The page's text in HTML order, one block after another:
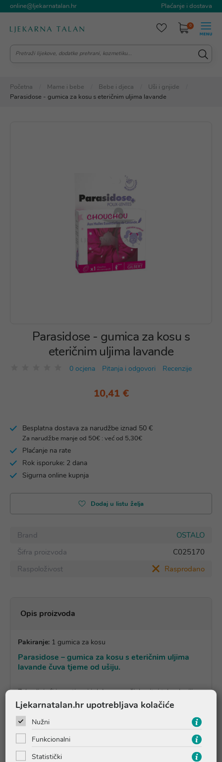
online@ljekarnatalan.hr Plaćanje i dostava
0
Početna Mame i bebe Bebe i djeca
Uši i gnjide
Parasidose - gumica za kosu s eteričnim uljima lavande
Parasidose - gumica za kosu s
eteričnim uljima lavande
0 ocjena Pitanja i odgovori Recenzije
10,41 €
Besplatna dostava za narudžbe iznad 50 €
Za narudžbe manje od 50€ : već od 5,30€
Plaćanje na rate
Rok isporuke: 2 dana
Sigurna online kupnja
Dodaj u listu želja
Brand
OSTALO
Šifra proizvoda
C025170
Raspoloživost
Rasprodano
Opis proizvoda
Pakiranje: 1 gumica za kosu
Parasidose – gumica za kosu s eteričnim uljima
lavande čuva tjeme od ušiju.
Zahvaljujući inovativnoj i dokazano učinkovitoj tehnologiji
mikroinkapsulacije, eterična ulja lavande oslobađaju se
tijekom cijeloga dana. Gumica ne mijenja svojstva eteričnih
ulja. Može se koristiti kao dodatak tretmanu protiv ušiju. Za
čestu upotrebu.
Dimenzije: promjer 7 cm, rastezljivost do 15 cm.
Ljekarnatalan.hr upotrebljava kolačiće
Nužni
Funkcionalni
Statistički